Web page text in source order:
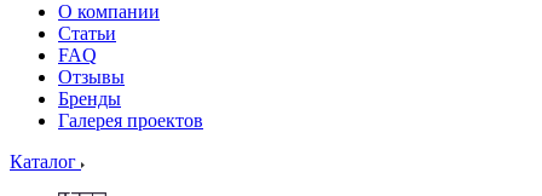
О компании
Статьи
FAQ
Отзывы
Бренды
Галерея проектов
Каталог